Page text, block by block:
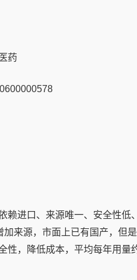
药
赖进口、来源唯一、安全性
加来源，市面上已有国产，但
性，降低成本，平均每年用量